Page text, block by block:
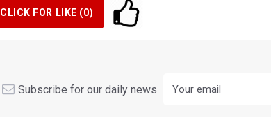
CLICK FOR LIKE (0)
Subscribe for our daily news